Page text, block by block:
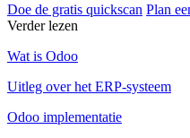
Doe de gratis quickscan Plan
Verder lezen
Wat is Odoo
Uitleg over het ERP-systeem
Odoo implementatie